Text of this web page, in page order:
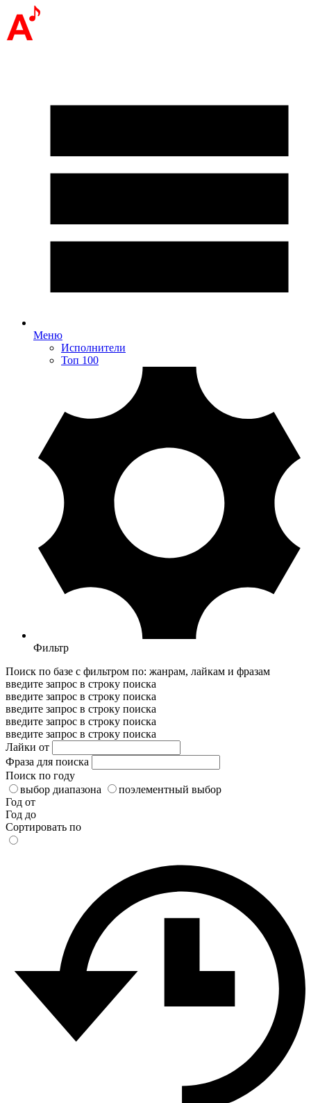
Меню
Исполнители
Топ 100
Фильтр
Поиск по базе с фильтром по: жанрам, лайкам и фразам
введите запрос в строку поиска
введите запрос в строку поиска
введите запрос в строку поиска
введите запрос в строку поиска
введите запрос в строку поиска
Лайки от
Фраза для поиска
Поиск по году
выбор диапазона
поэлементный выбор
Год от
Год до
Сортировать по